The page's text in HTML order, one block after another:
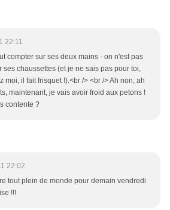
22:11
compter sur ses deux mains - on n'est pas
ses chaussettes (et je ne sais pas pour toi,
moi, il fait frisquet !).<br /> <br /> Ah non, ah
maintenant, je vais avoir froid aux petons !
contente ?
22:02
tout plein de monde pour demain vendredi
!!!